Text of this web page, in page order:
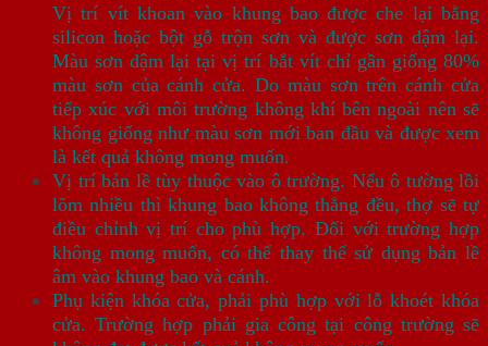
Vị trí vít khoan vào khung bao được che lại bằng
silicon hoặc bột gỗ trộn sơn và được sơn dậm lại.
Màu sơn dậm lại tại vị trí bắt vít chỉ gần giống 80%
màu sơn của cánh cửa. Do màu sơn trên cánh cửa
tiếp xúc với môi trường không khí bên ngoài nên sẽ
không giống như màu sơn mới ban đầu và được xem
là kết quả không mong muốn.
Vị trí bản lề tùy thuộc vào ô trường. Nếu ô tường lồi
lõm nhiều thì khung bao không thẳng đều, thợ sẽ tự
điều chỉnh vị trí cho phù hợp. Đối với trường hợp
không mong muốn, có thể thay thế sử dụng bản lề
âm vào khung bao và cánh.
Phụ kiện khóa cửa, phải phù hợp với lỗ khoét khóa
cửa. Trường hợp phải gia công tại công trường sẽ